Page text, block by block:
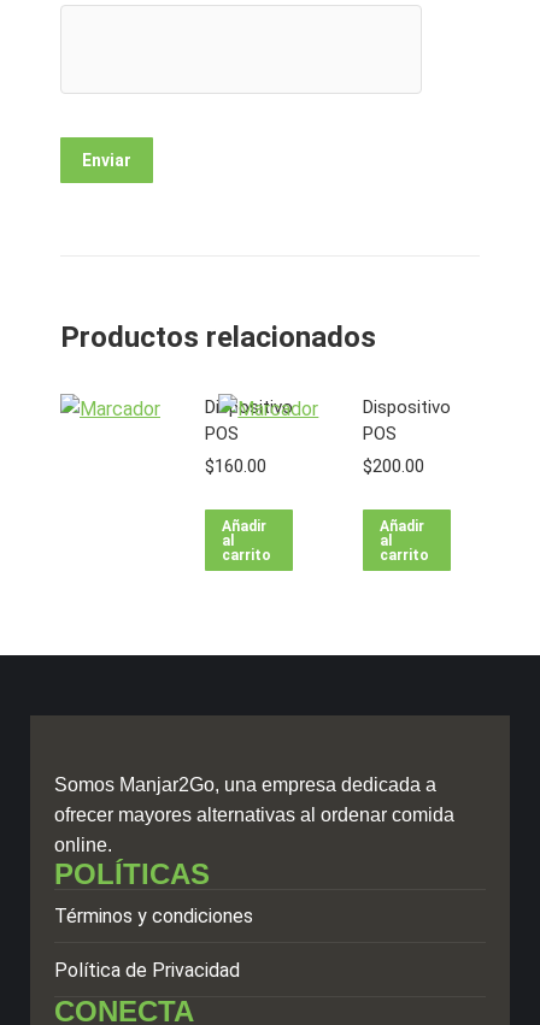
Productos relacionados
Dispositivo
POS
$160.00
Añadir
al
carrito
Dispositivo
POS
$200.00
Añadir
al
carrito
Somos Manjar2Go, una empresa dedicada a
ofrecer mayores alternativas al ordenar comida
online.
POLÍTICAS
Términos y condiciones
Política de Privacidad
CONECTA